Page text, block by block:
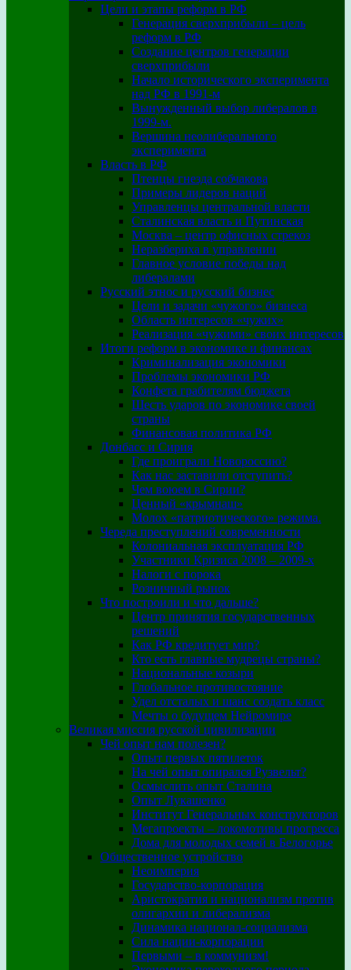
Цели и этапы реформ в РФ
Генерация сверхприбыли – цель
реформ в РФ
Создание центров генерации
сверхприбыли
Начало исторического эксперимента
над РФ в 1991-м
Вынужденный выбор либералов в
1999-м.
Вершина неолиберального
эксперимента
Власть в РФ
Птенцы гнезда собчакова
Примеры лидеров наций
Управленцы центральной власти
Сталинская власть и Путинская
Москва – центр офисных стрекоз
Неразбериха в управлении
Главное условие победы над
либералами
Русский этнос и русский бизнес
Цели и задачи «чужого» бизнеса
Область интересов «чужих»
Реализация «чужими» своих интересов
Итоги реформ в экономике и финансах
Криминализация экономики
Проблемы экономики РФ
Конфета грабителям бюджета
Шесть ударов по экономике своей
страны
Финансовая политика РФ
Донбасс и Сирия
Где проиграли Новороссию?
Как нас заставили отступить?
Чем воюем в Сирии?
Ценный «крымнаш»
Молох «патриотического» режима.
Череда преступлений современности
Колониальная эксплуатация РФ
Участники Кризиса 2008 – 2009-х
Налоги с порока
Розничный рынок
Что построили и что дальше?
Центр принятия государственных
решений
Как РФ кредитует мир?
Кто есть главные мудрецы страны?
Национальные козыри
Глобальное противостояние
Удел отсталых и шанс создать класс
Мечты о будущем Нейромире
Великая миссия русской цивилизации
Чей опыт нам полезен?
Опыт первых пятилеток
На чей опыт опирался Рузвельт?
Осмыслить опыт Сталина
Опыт Лукашенко
Институт Генеральных конструкторов
Мегапроекты – локомотивы прогресса
Дома для молодых семей в Белогорье
Общественное устройство
Неоимперия
Государство-корпорация
Аристократия и национализм против
олигархии и либерализма
Динамика национал-социализма
Сила нации-корпорации
Первыми – в коммунизм!